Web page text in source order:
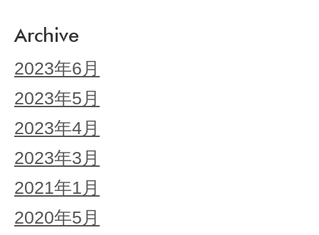
Archive
2023年6月
2023年5月
2023年4月
2023年3月
2021年1月
2020年5月